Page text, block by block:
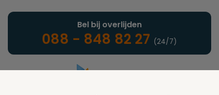
Bel bij overlijden
088 - 848 82 27 (24/7)